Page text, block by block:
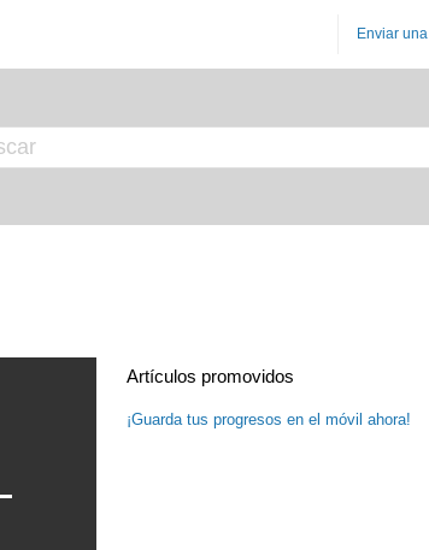
Enviar
Artículos promovidos
¡Guarda tus progresos en el móvil ahora!